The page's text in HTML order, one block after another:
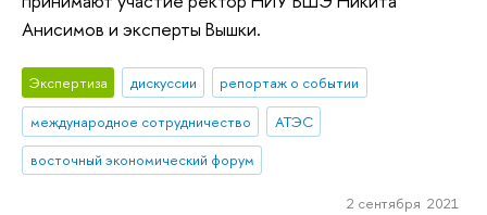
Анисимов и эксперты Вышки.
Экспертиза дискуссии
репортаж о событии
международное сотрудничество
АТЭС
восточный экономический форум
2 сентября 2021